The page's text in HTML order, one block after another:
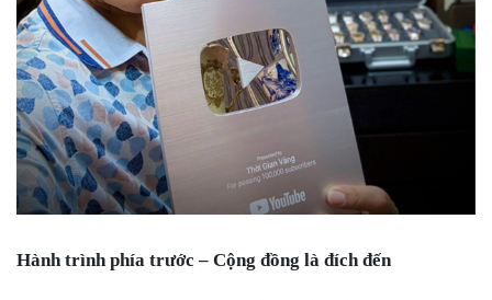
Hành trình phía trước – Cộng đồng là đích đến